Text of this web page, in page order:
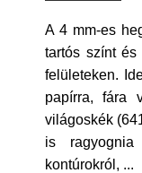
A 4 mm-es
tartós színt
felületeken.
papírra, fára
világoskék
is
kontúrokról, ...